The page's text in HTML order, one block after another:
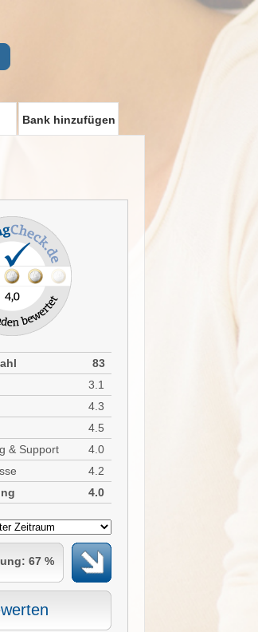
Bank hinzufügen
83
3.1
4.3
4.5
& Support
4.0
4.2
4.0
67 %